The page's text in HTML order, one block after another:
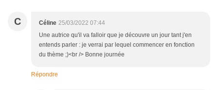
C Céline 25/03/2022 07:44
Une autrice qu'il va falloir que je découvre un jour tant j'en
entends parler : je verrai par lequel commencer en fonction
du thème ;)<br /> Bonne journée
Répondre